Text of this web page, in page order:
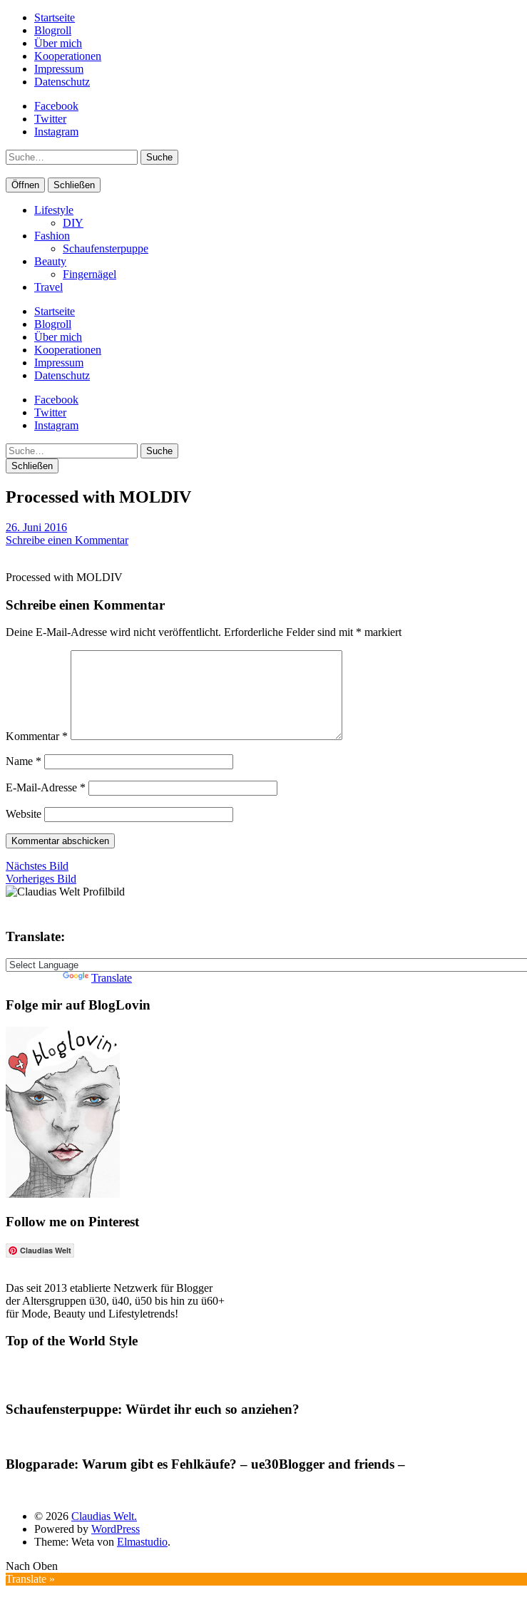
Startseite
Blogroll
Über mich
Kooperationen
Impressum
Datenschutz
Facebook
Twitter
Instagram
Suche
Öffnen Schließen
Lifestyle
DIY
Fashion
Schaufensterpuppe
Beauty
Fingernägel
Travel
Startseite
Blogroll
Über mich
Kooperationen
Impressum
Datenschutz
Facebook
Twitter
Instagram
Suche
Schließen
Processed with MOLDIV
26. Juni 2016
Schreibe einen Kommentar
Processed with MOLDIV
Schreibe einen Kommentar
Deine E-Mail-Adresse wird nicht veröffentlicht. Erforderliche Felder sind mit * markiert
Kommentar *
Name *
E-Mail-Adresse *
Website
Nächstes Bild
Vorheriges Bild
Translate:
Translate
Folge mir auf BlogLovin
Follow me on Pinterest
Claudias Welt
Das seit 2013 etablierte Netzwerk für Blogger
der Altersgruppen ü30, ü40, ü50 bis hin zu ü60+
für Mode, Beauty und Lifestyletrends!
Top of the World Style
Schaufensterpuppe: Würdet ihr euch so anziehen?
Blogparade: Warum gibt es Fehlkäufe? – ue30Blogger and friends –
© 2026 Claudias Welt.
Powered by WordPress
Theme: Weta von Elmastudio.
Nach Oben
Translate »